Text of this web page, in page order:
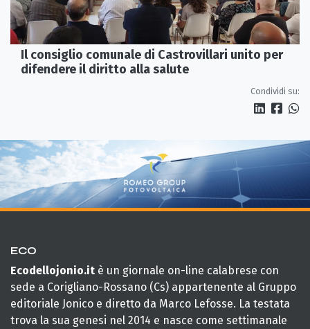
Il consiglio comunale di Castrovillari unito per
difendere il diritto alla salute
Condividi su:
ECO
Ecodellojonio.it è un giornale on-line calabrese con
sede a Corigliano-Rossano (Cs) appartenente al Gruppo
editoriale Jonico e diretto da Marco Lefosse. La testata
trova la sua genesi nel 2014 e nasce come settimanale